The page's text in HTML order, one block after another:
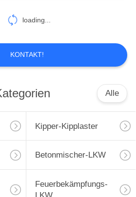
loading...
KONTAKT!
Alle
Kipper-Kipplaster
Betonmischer-LKW
Feuerbekämpfungs-